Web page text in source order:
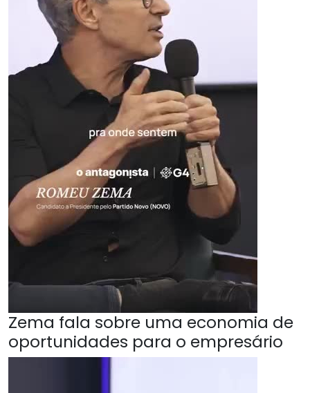
Zema fala sobre uma economia de
oportunidades para o empresário